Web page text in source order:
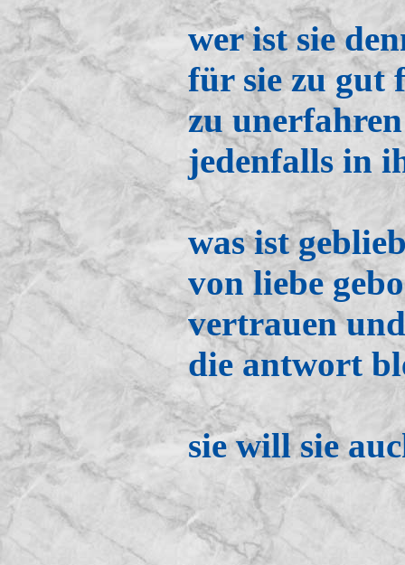
wer ist sie
für sie zu gut
zu
jedenfalls in
was ist
von liebe
vertrauen
die antwort
sie will sie